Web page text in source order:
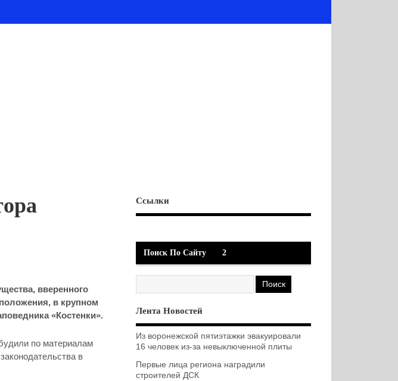
вверенного
в крупном
«Костенки».
по материалам
в
Ссылки
Поиск По Сайту 2
Лента Новостей
Из воронежской пятиэтажки эвакуировали
16 человек из-за невыключенной плиты
Первые лица региона наградили
строителей ДСК